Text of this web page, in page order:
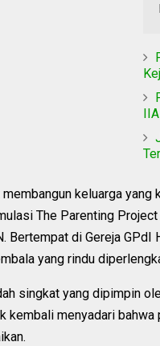
keluarga
The Parenting
Bertempat di Gereja
yang rindu
singkat yang dipimpin
kembali menyadari